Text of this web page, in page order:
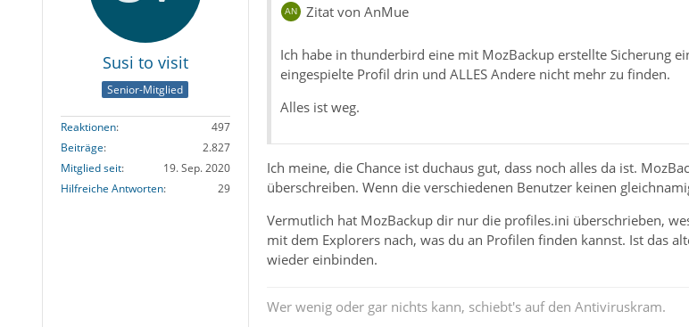
Susi to visit
Senior-Mitglied
Reaktionen
497
Beiträge
2.827
Mitglied seit
19. Sep. 2020
Hilfreiche Antworten
29
Zitat von AnMue
Ich habe in thunderbird eine mit MozBackup erstellte Sicherung
eingespielte Profil drin und ALLES Andere nicht mehr zu finden.
Alles ist weg.
Ich meine, die Chance ist duchaus gut, dass noch alles da ist.
überschreiben. Wenn die verschiedenen Benutzer keinen
Vermutlich hat MozBackup dir nur die profiles.ini überschrieben,
mit dem Explorers nach, was du an Profilen finden kannst. Ist das
wieder einbinden.
Wer wenig oder gar nichts kann, schiebt's auf den Antiviruskram.